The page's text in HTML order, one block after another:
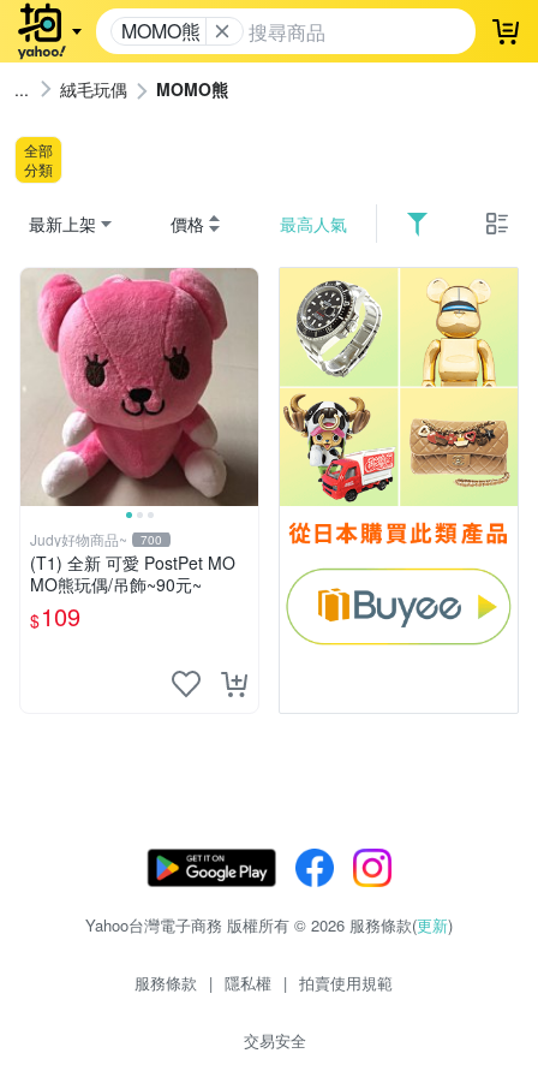
MOMO熊 登
絨毛玩偶 MOMO熊
全部
分類
最新上架 價格 最高人氣
Judy好物商品~ 700
(T1) 全新 可愛 PostPet MO
MO熊玩偶/吊飾~90元~
$109
Yahoo台灣電子商務 版權所有 © 2026 服務條款(更新)
服務條款 | 隱私權 | 拍賣使用規範
交易安全